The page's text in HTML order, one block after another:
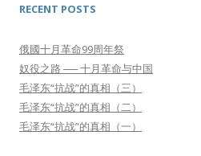
RECENT POSTS
俄國十月革命99周年祭
奴役之路 ── 十月革命与中国
毛泽东“抗战”的真相（三）
毛泽东“抗战”的真相（二）
毛泽东“抗战”的真相（一）